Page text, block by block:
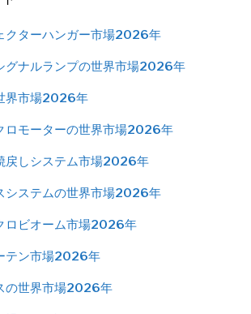
クターハンガー市場2026年
グナルランプの世界市場2026年
界市場2026年
ロモーターの世界市場2026年
戻しシステム市場2026年
システムの世界市場2026年
ロビオーム市場2026年
テン市場2026年
の世界市場2026年